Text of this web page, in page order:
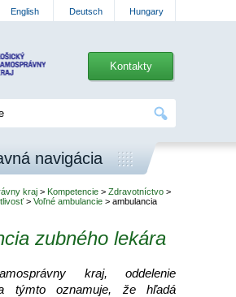
English Deutsch Hungary
Kontakty
navigácia
kraj > Kompetencie > Zdravotníctvo >
> Voľné ambulancie > ambulancia
zubného lekára
kraj, oddelenie
týmto oznamuje, že hľadá